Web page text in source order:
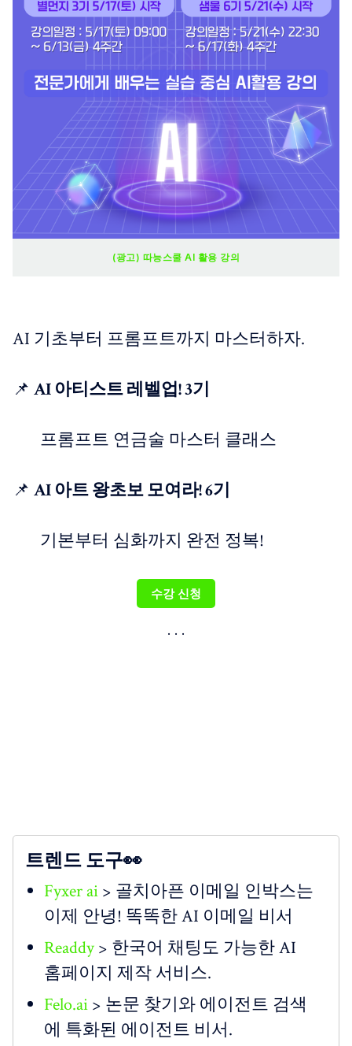
(광고) 따능스쿨 AI 활용 강의
AI 기초부터 프롬프트까지 마스터하자.
📌 AI 아티스트 레벨업! 3기
프롬프트 연금술 마스터 클래스
📌 AI 아트 왕초보 모여라! 6기
기본부터 심화까지 완전 정복!
수강 신청
트렌드 도구👀
Fyxer ai > 골치아픈 이메일 인박스는
이제 안녕! 똑똑한 AI 이메일 비서
Readdy > 한국어 채팅도 가능한 AI
홈페이지 제작 서비스.
Felo.ai > 논문 찾기와 에이전트 검색
에 특화된 에이전트 비서.